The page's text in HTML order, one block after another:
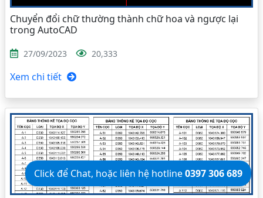
Chuyển đổi chữ thường thành chữ hoa và ngược lại
trong AutoCAD
27/09/2023 20,333
Xem chi tiết
Click để Chat, hoặc liên hệ hotline0397 306 689